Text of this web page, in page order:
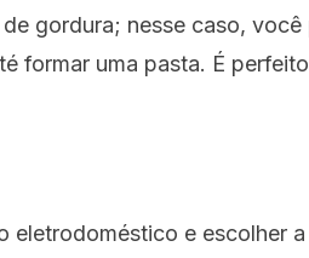
gordura; nesse caso,
formar uma pasta. É
eletrodoméstico e escolher